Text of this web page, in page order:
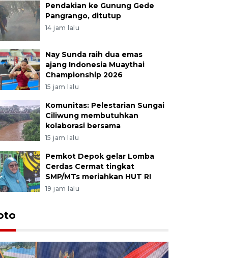
Pendakian ke Gunung Gede
Pangrango, ditutup
14 jam lalu
Nay Sunda raih dua emas
ajang Indonesia Muaythai
Championship 2026
15 jam lalu
Komunitas: Pelestarian Sungai
Ciliwung membutuhkan
kolaborasi bersama
15 jam lalu
Pemkot Depok gelar Lomba
Cerdas Cermat tingkat
SMP/MTs meriahkan HUT RI
19 jam lalu